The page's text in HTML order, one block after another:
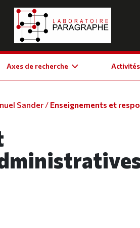
Axes de recherche
Sander / Enseignements et